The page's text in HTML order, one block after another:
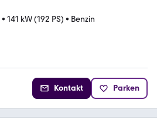
• 141 kW (192 PS) • Benzin
Kontakt Parken